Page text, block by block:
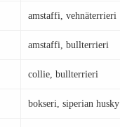
amstaffi, vehnäterrieri
amstaffi, bullterrieri
collie, bullterrieri
bokseri, siperian husky